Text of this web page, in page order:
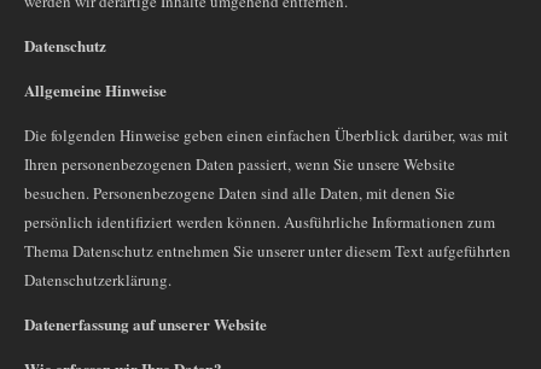
Datenschutz
Allgemeine Hinweise
Die folgenden Hinweise geben einen einfachen Überblick darüber, was mit
Ihren personenbezogenen Daten passiert, wenn Sie unsere Website
besuchen. Personenbezogene Daten sind alle Daten, mit denen Sie
persönlich identifiziert werden können. Ausführliche Informationen zum
Thema Datenschutz entnehmen Sie unserer unter diesem Text aufgeführten
Datenschutzerklärung.
Datenerfassung auf unserer Website